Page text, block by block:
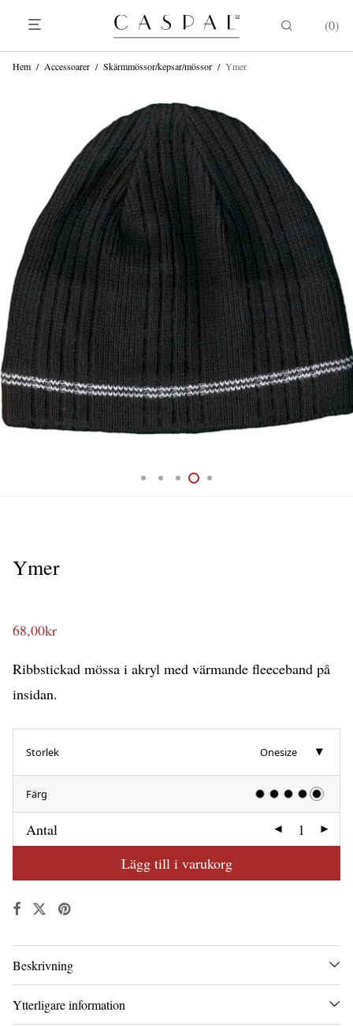
0
Hem / Accessoarer / Skärmmössor/kepsar/mössor / Ymer
Ymer
68,00kr
Ribbstickad mössa i akryl med värmande fleeceband på
insidan.
Storlek Onesize
Färg
Antal
Lägg till i varukorg
Beskrivning
Ytterligare information